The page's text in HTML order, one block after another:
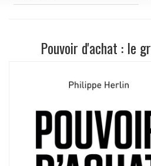
Pouvoir d'achat : le